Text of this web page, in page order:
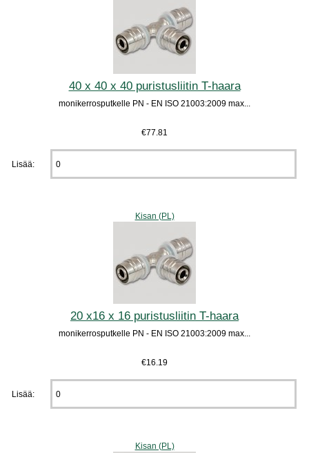
40 x 40 x 40 puristusliitin T-haara
monikerrosputkelle PN - EN ISO 21003:2009 max...
€77.81
Lisää:
Kisan (PL)
20 x16 x 16 puristusliitin T-haara
monikerrosputkelle PN - EN ISO 21003:2009 max...
€16.19
Lisää:
Kisan (PL)